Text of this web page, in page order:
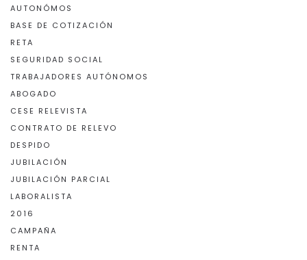
AUTONÓMOS
BASE DE COTIZACIÓN
RETA
SEGURIDAD SOCIAL
TRABAJADORES AUTÓNOMOS
ABOGADO
CESE RELEVISTA
CONTRATO DE RELEVO
DESPIDO
JUBILACIÓN
JUBILACIÓN PARCIAL
LABORALISTA
2016
CAMPAÑA
RENTA